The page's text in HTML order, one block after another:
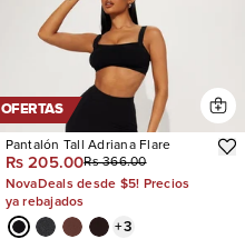
OFERTAS
Pantalón Tall Adriana Flare
Rs 205.00Rs 366.00
NovaDeals desde $5! Precios
ya rebajados
+3